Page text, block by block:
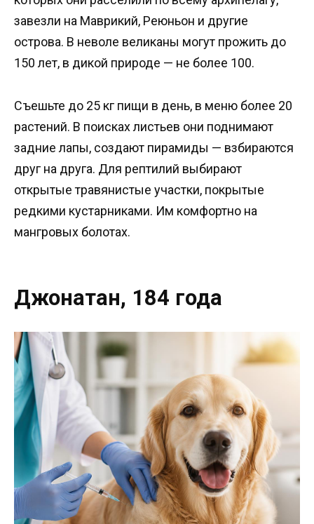
завезли на Маврикий, Реюньон и другие
острова. В неволе великаны могут прожить до
150 лет, в дикой природе — не более 100.
Съешьте до 25 кг пищи в день, в меню более 20
растений. В поисках листьев они поднимают
задние лапы, создают пирамиды — взбираются
друг на друга. Для рептилий выбирают
открытые травянистые участки, покрытые
редкими кустарниками. Им комфортно на
мангровых болотах.
Джонатан, 184 года